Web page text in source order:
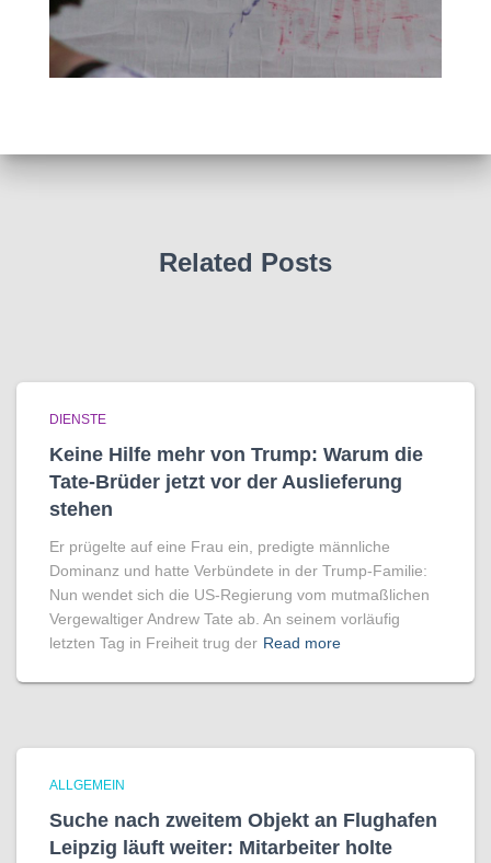
Related Posts
DIENSTE
Keine Hilfe mehr von Trump: Warum die
Tate-Brüder jetzt vor der Auslieferung
stehen
Er prügelte auf eine Frau ein, predigte männliche
Dominanz und hatte Verbündete in der Trump-Familie:
Nun wendet sich die US-Regierung vom mutmaßlichen
Vergewaltiger Andrew Tate ab. An seinem vorläufig
letzten Tag in Freiheit trug der Read more
ALLGEMEIN
Suche nach zweitem Objekt an Flughafen
Leipzig läuft weiter: Mitarbeiter holte